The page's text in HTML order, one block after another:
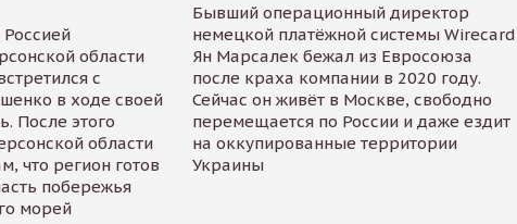
Россией
области
с
в ходе своей
После этого
области
что регион готов
побережья
морей
Бывший операционный директор
немецкой платёжной системы Wirecard
Ян Марсалек бежал из Евросоюза
после краха компании в 2020 году.
Сейчас он живёт в Москве, свободно
перемещается по России и даже ездит
на оккупированные территории
Украины